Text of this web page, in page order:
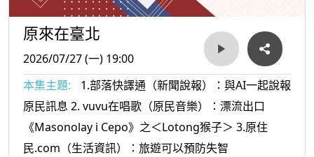
原來在臺北
2026/07/27 (一) 19:00
本集主題:
1.部落快譯通（新聞說報）：與AI一起說報
原民訊息 2. vuvu在唱歌（原民音樂）：漂流出口
《Masonolay i Cepo》之＜Lotong猴子＞ 3.原住
民.com（生活資訊）：旅遊可以預防失智